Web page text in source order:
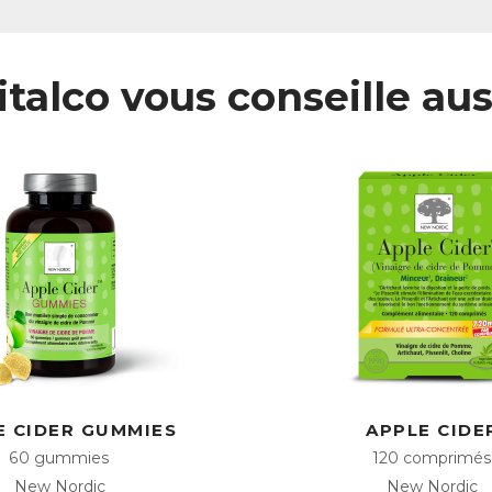
vous conseille
CIDER GUMMIES
60 gummies
New Nordic
APPLE
120 comprimés
New Nordic